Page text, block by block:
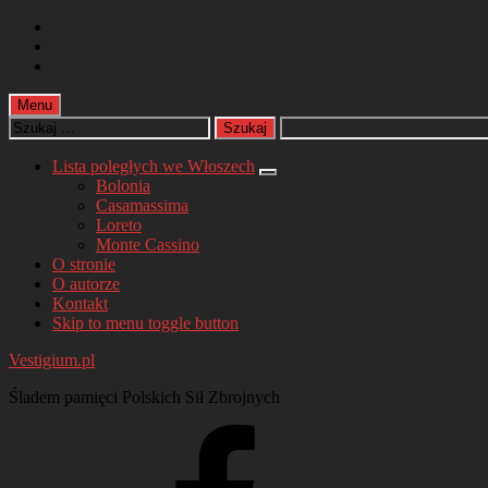
content
footer
Menu
Szukaj:
Lista poległych we Włoszech
Bolonia
Casamassima
Loreto
Monte Cassino
O stronie
O autorze
Kontakt
Skip to menu toggle button
Vestigium.pl
Śladem pamięci Polskich Sił Zbrojnych